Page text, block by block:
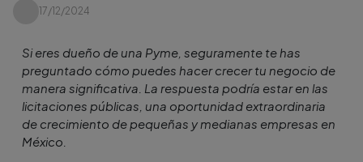
17/12/2024
Si eres dueño de una Pyme, seguramente te has
preguntado cómo puedes hacer crecer tu negocio de
manera significativa. La respuesta podría estar en las
licitaciones públicas, una oportunidad extraordinaria
de crecimiento de pequeñas y medianas empresas en
México.